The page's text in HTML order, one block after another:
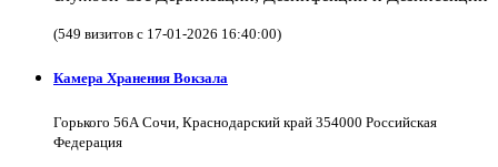
(549 визитов с 17-01-2026 16:40:00)
Камера Хранения Вокзала
Горького 56А Сочи, Краснодарский край 354000 Российская
Федерация